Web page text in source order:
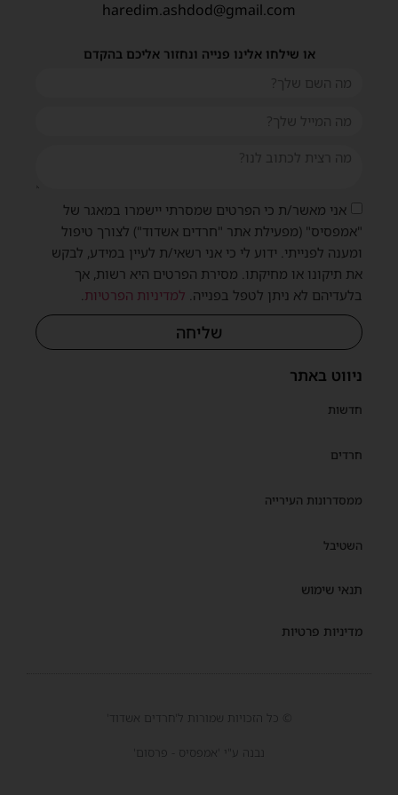
ניווט באתר
חדשות
חרדים
ממסדרונות העירייה
השטיבל
תנאי שימוש
מדיניות פרטיות
haredim.ashdod@gmail.com
או שילחו אלינו פנייה ונחזור אליכם בהקדם
אני מאשר/ת כי הפרטים שמסרתי יישמרו במאגר של
"אמפסיס" (מפעילת אתר "חרדים אשדוד") לצורך טיפול
ומענה לפנייתי. ידוע לי כי אני רשאי/ת לעיין במידע, לבקש
את תיקונו או מחיקתו. מסירת הפרטים היא רשות, אך
בלעדיהם לא ניתן לטפל בפנייה. למדיניות הפרטיות.
שליחה
© כל הזכויות שמורות ל'חרדים אשדוד'
נבנה ע"י 'אמפסיס - פרסום'